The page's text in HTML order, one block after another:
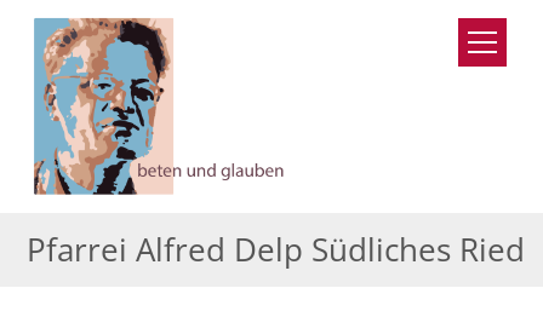
Zum Inhalt springen
Pfarrei Alfred Delp Südliches Ried